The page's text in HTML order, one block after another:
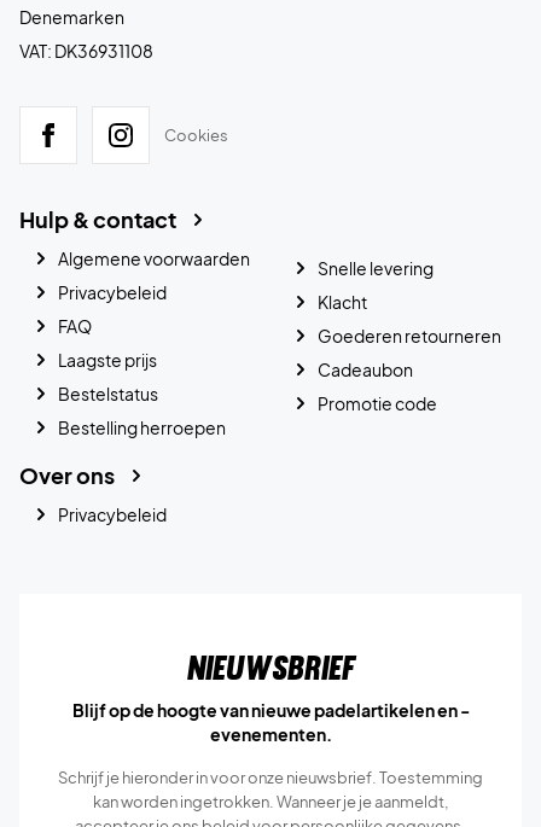
Denemarken
VAT: DK36931108
Cookies
Hulp & contact
Algemene voorwaarden
Privacybeleid
FAQ
Laagste prijs
Bestelstatus
Bestelling herroepen
Snelle levering
Klacht
Goederen retourneren
Cadeaubon
Promotie code
Over ons
Privacybeleid
Nieuwsbrief
Blijf op de hoogte van nieuwe padelartikelen en -
evenementen.
Schrijf je hieronder in voor onze nieuwsbrief. Toestemming
kan worden ingetrokken. Wanneer je je aanmeldt,